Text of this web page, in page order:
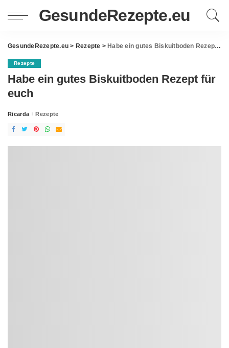
GesundeRezepte.eu
GesundeRezepte.eu > Rezepte > Habe ein gutes Biskuitboden Rezept für euch
Rezepte
Habe ein gutes Biskuitboden Rezept für
euch
Posted
Ricarda Rezepte